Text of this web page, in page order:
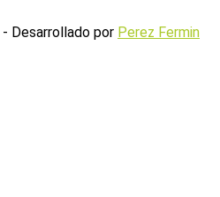
- Desarrollado por Perez Fermin